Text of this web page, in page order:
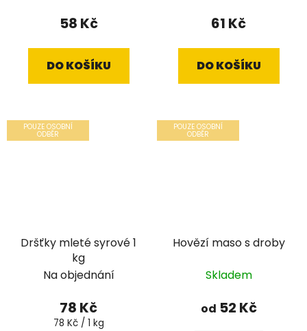
58 Kč
DO KOŠÍKU
61 Kč
DO KOŠÍKU
POUZE OSOBNÍ
ODBĚR
Dršťky mleté syrové 1
kg
Na objednání
78 Kč
Měrná
78 Kč / 1 kg
POUZE OSOBNÍ
ODBĚR
Hovězí maso s droby
Skladem
od 52 Kč